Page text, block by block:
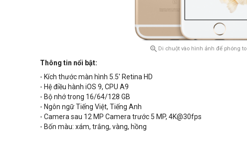
 Di chuột vào hình ảnh để phóng to
Thông tin nổi bật:
- Kích thước màn hình 5.5' Retina HD
- Hệ điều hành iOS 9, CPU A9
- Bộ nhớ trong 16/64/128 GB
- Ngôn ngữ Tiếng Việt, Tiếng Anh
- Camera sau 12 MP Camera trước 5 MP, 4K@30fps
- Bốn màu: xám, trắng, vàng, hồng